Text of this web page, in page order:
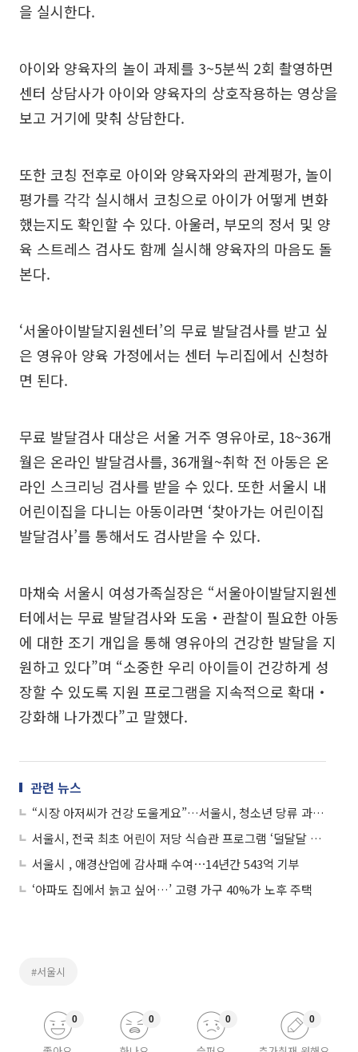
을 실시한다.
아이와 양육자의 놀이 과제를 3~5분씩 2회 촬영하면
센터 상담사가 아이와 양육자의 상호작용하는 영상을
보고 거기에 맞춰 상담한다.
또한 코칭 전후로 아이와 양육자와의 관계평가, 놀이
평가를 각각 실시해서 코칭으로 아이가 어떻게 변화
했는지도 확인할 수 있다. 아울러, 부모의 정서 및 양
육 스트레스 검사도 함께 실시해 양육자의 마음도 돌
본다.
‘서울아이발달지원센터’의 무료 발달검사를 받고 싶
은 영유아 양육 가정에서는 센터 누리집에서 신청하
면 된다.
무료 발달검사 대상은 서울 거주 영유아로, 18~36개
월은 온라인 발달검사를, 36개월~취학 전 아동은 온
라인 스크리닝 검사를 받을 수 있다. 또한 서울시 내
어린이집을 다니는 아동이라면 ‘찾아가는 어린이집
발달검사’를 통해서도 검사받을 수 있다.
마채숙 서울시 여성가족실장은 “서울아이발달지원센
터에서는 무료 발달검사와 도움‧관찰이 필요한 아동
에 대한 조기 개입을 통해 영유아의 건강한 발달을 지
원하고 있다”며 “소중한 우리 아이들이 건강하게 성
장할 수 있도록 지원 프로그램을 지속적으로 확대‧
강화해 나가겠다”고 말했다.
관련 뉴스
“시장 아저씨가 건강 도울게요”…서울시, 청소년 당류 과잉 섭취 방지 나섰다
서울시, 전국 최초 어린이 저당 식습관 프로그램 ‘덜달달 원정대’ 출범
서울시 , 애경산업에 감사패 수여⋯14년간 543억 기부
‘아파도 집에서 늙고 싶어…’ 고령 가구 40%가 노후 주택
#서울시
0 0 0 0